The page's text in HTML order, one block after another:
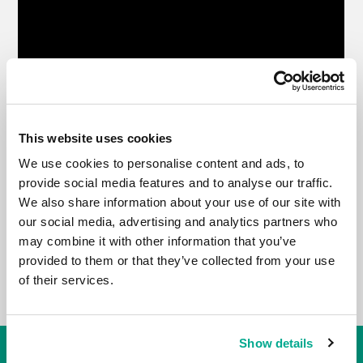
This website uses cookies
We use cookies to personalise content and ads, to
provide social media features and to analyse our traffic.
We also share information about your use of our site with
our social media, advertising and analytics partners who
may combine it with other information that you’ve
provided to them or that they’ve collected from your use
of their services.
Show details